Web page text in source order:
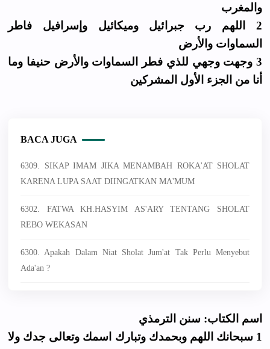
والمغرب
2 اللهم رب جبرائيل وميكائيل وإسرافيل فاطر
السماوات والأرض
3 وجهت وجهي للذي فطر السماوات والأرض حنيفا وما
أنا من الجزء الأول المشركين
BACA JUGA
6309. SIKAP IMAM JIKA MENAMBAH ROKA'AT SHOLAT
KARENA LUPA SAAT DIINGATKAN MA'MUM
6302. FATWA KH.HASYIM AS'ARY TENTANG SHOLAT
REBO WEKASAN
6300. Apakah Dalam Niat Sholat Jum'at Tak Perlu Menyebut
Ada'an ?
اسم الكتاب: سنن الترمذي
1 سبحانك اللهم وبحمدك وتبارك اسمك وتعالى جدك ولا